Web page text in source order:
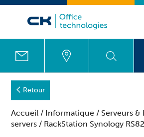
Retour
Accueil / Informatique / Serveurs &
servers / RackStation Synology